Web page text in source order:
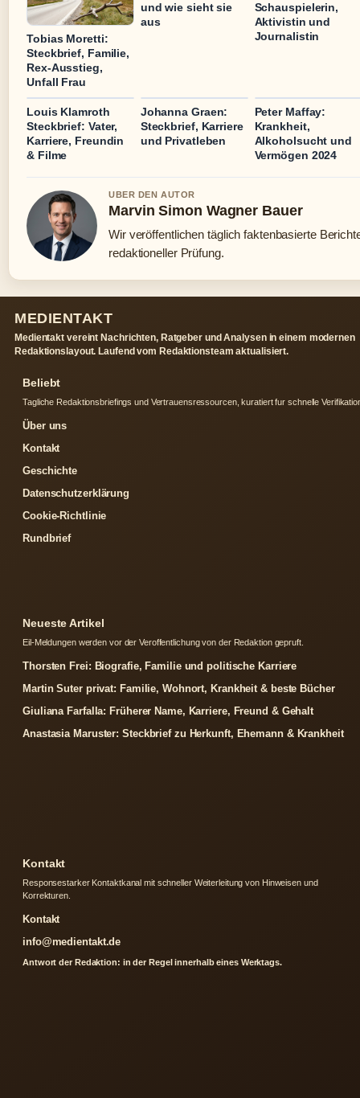
Tobias Moretti:
Steckbrief, Familie,
Rex-Ausstieg,
Unfall Frau
und wie sieht sie
aus
Schauspielerin,
Aktivistin und
Journalistin
Louis Klamroth
Steckbrief: Vater,
Karriere, Freundin
& Filme
Johanna Graen:
Steckbrief, Karriere
und Privatleben
Peter Maffay:
Krankheit,
Alkoholsucht und
Vermögen 2024
UBER DEN AUTOR
Marvin Simon Wagner Bauer
Wir veröffentlichen täglich faktenbasierte
redaktioneller Prüfung.
MEDIENTAKT
Medientakt vereint Nachrichten, Ratgeber und Analysen in einem modernen
Redaktionslayout. Laufend vom Redaktionsteam aktualisiert.
Beliebt
Tagliche Redaktionsbriefings und Vertrauensressourcen, kuratiert fur schnelle
Über uns
Kontakt
Geschichte
Datenschutzerklärung
Cookie-Richtlinie
Rundbrief
Neueste Artikel
Eil-Meldungen werden vor der Veroffentlichung von der Redaktion gepruft.
Thorsten Frei: Biografie, Familie und politische Karriere
Martin Suter privat: Familie, Wohnort, Krankheit & beste Bücher
Giuliana Farfalla: Früherer Name, Karriere, Freund & Gehalt
Anastasia Maruster: Steckbrief zu Herkunft, Ehemann & Krankheit
Kontakt
Responsestarker Kontaktkanal mit schneller Weiterleitung von Hinweisen und
Korrekturen.
Kontakt
info@medientakt.de
Antwort der Redaktion: in der Regel innerhalb eines Werktags.